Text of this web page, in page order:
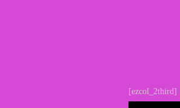
[ezcol_2third]